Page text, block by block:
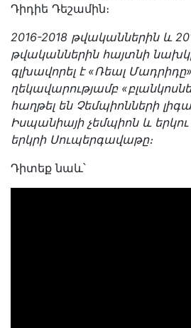
Դիդիե Դեշամին։
2016-2018 թվականներին և
թվականներին հայտնի
գլխավորել է «Ռեալ
ղեկավարությամբ
հաղթել են Չեմպիոնների
Իսպանիայի չեմպիոն և
երկրի Սուպերգավաթը։
Դիտեք նաև՝